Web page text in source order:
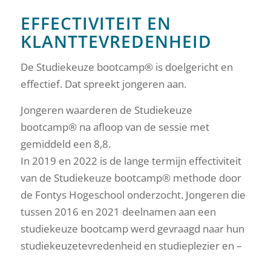
EFFECTIVITEIT EN
KLANTTEVREDENHEID
De Studiekeuze bootcamp® is doelgericht en
effectief. Dat spreekt jongeren aan.
Jongeren waarderen de Studiekeuze
bootcamp® na afloop van de sessie met
gemiddeld een 8,8.
In 2019 en 2022 is de lange termijn effectiviteit
van de Studiekeuze bootcamp® methode door
de Fontys Hogeschool onderzocht. Jongeren die
tussen 2016 en 2021 deelnamen aan een
studiekeuze bootcamp werd gevraagd naar hun
studiekeuzetevredenheid en studieplezier en –